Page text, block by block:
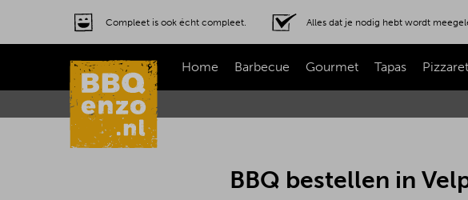
Compleet is ook écht compleet. Alles dat je nodig hebt wordt
Home Barbecue Gourmet Tapas
BBQ bestellen in